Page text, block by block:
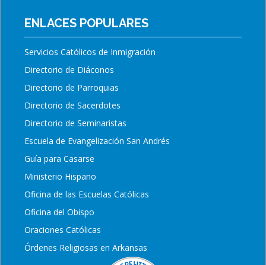
ENLACES POPULARES
Servicios Católicos de Inmigración
Directorio de Diáconos
Directorio de Parroquias
Directorio de Sacerdotes
Directorio de Seminaristas
Escuela de Evangelización San Andrés
Guía para Casarse
Ministerio Hispano
Oficina de las Escuelas Católicas
Oficina del Obispo
Oraciones Católicas
Órdenes Religiosas en Arkansas